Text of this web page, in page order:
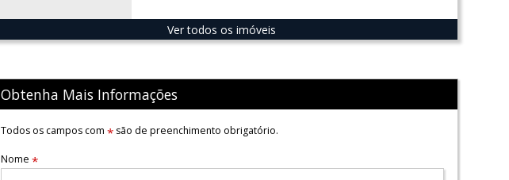
Ver todos os imóveis
Obtenha Mais Informações
Todos os campos com *são de preenchimento obrigatório.
Nome *